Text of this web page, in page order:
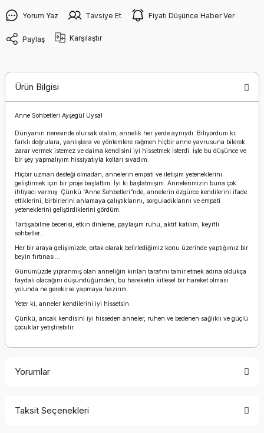
Yorum Yaz Tavsiye Et Fiyatı Düşünce Haber Ver
Paylaş Karşılaştır
Ürün Bilgisi
Anne Sohbetleri Ayşegül Uysal
Dünyanın neresinde olursak olalım, annelik her yerde aynıydı. Biliyordum ki;
farklı doğrulara, yanlışlara ve yöntemlere rağmen hiçbir anne yavrusuna bilerek
zarar vermek istemez ve daima kendisini iyi hissetmek isterdi. İşte bu düşünce ve
bir şey yapmalıyım hissiyatıyla kolları sıvadım.
Hiçbir uzman desteği olmadan, annelerin empati ve iletişim yeteneklerini
geliştirmek için bir proje başlattım. İyi ki başlatmışım. Annelerimizin buna çok
ihtiyacı varmış. Çünkü “Anne Sohbetleri”nde, annelerin özgürce kendilerini ifade
ettiklerini, birbirlerini anlamaya çalıştıklarını, sorguladıklarını ve empati
yeteneklerini geliştirdiklerini gördüm.
Tartışabilme becerisi, etkin dinleme, paylaşım ruhu, aktif katılım, keyifli
sohbetler...
Her bir araya gelişimizde, ortak olarak belirlediğimiz konu üzerinde yaptığımız bir
beyin fırtınası…
Günümüzde yıpranmış olan anneliğin kırılan tarafını tamir etmek adına oldukça
faydalı olacağını düşündüğümden, bu hareketin kitlesel bir hareket olması
yolunda ne gerekirse yapmaya hazırım.
Yeter ki, anneler kendilerini iyi hissetsin.
Çünkü, ancak kendisini iyi hisseden anneler, ruhen ve bedenen sağlıklı ve güçlü
çocuklar yetiştirebilir.
Yorumlar
Taksit Seçenekleri